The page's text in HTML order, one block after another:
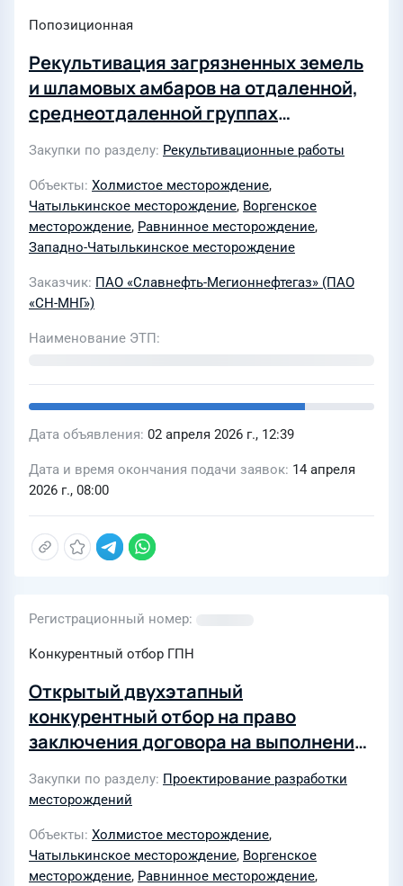
Попозиционная
Рекультивация загрязненных земель
и шламовых амбаров на отдаленной,
среднеотдаленной группах
Закупки по разделу Рекультивационные работы
Объекты Холмистое месторождение,
Чатылькинское месторождение, Воргенское
месторождение, Равнинное месторождение,
Западно-Чатылькинское месторождение
Заказчик ПАО «Славнефть-Мегионнефтегаз» (ПАО
«СН-МНГ»)
Наименование ЭТП
Дата объявления 02 апреля 2026 г., 12:39
Дата и время окончания подачи заявок 14 апреля
2026 г., 08:00
Регистрационный номер
Конкурентный отбор ГПН
Открытый двухэтапный
конкурентный отбор на право
заключения договора на выполнение
комплекса СМР по объектам добычи,
подготовки и транспорта газа
для нужд АО «Газпромнефть-ННГ" в
2025-2027гг
Закупки по разделу Проектирование разработки
месторождений
Объекты Холмистое месторождение,
Чатылькинское месторождение, Воргенское
месторождение, Равнинное месторождение,